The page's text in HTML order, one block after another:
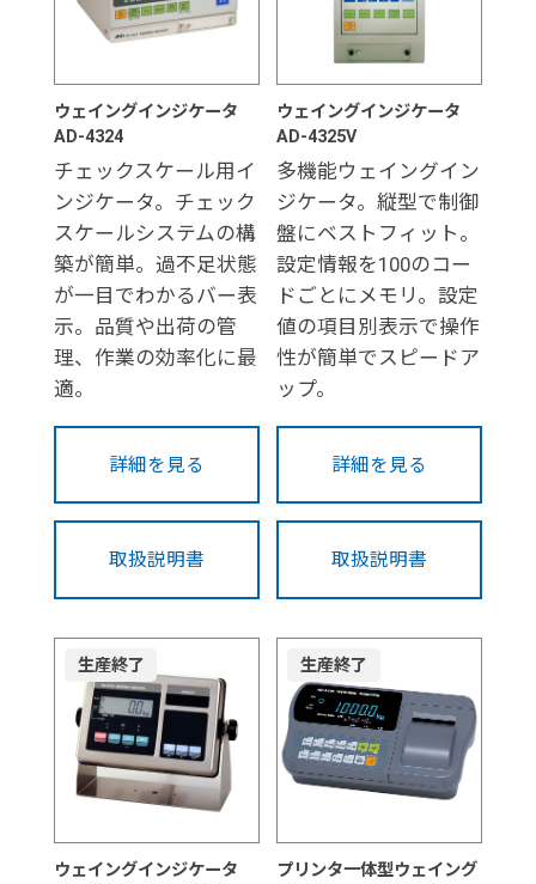
ウェイングインジケータ
AD-4324
チェックスケール用イ
ンジケータ。チェック
スケールシステムの構
築が簡単。過不足状態
が一目でわかるバー表
示。品質や出荷の管
理、作業の効率化に最
適。
詳細を見る
取扱説明書
ウェイングインジケータ
AD-4325V
多機能ウェイングイン
ジケータ。縦型で制御
盤にベストフィット。
設定情報を100のコー
ドごとにメモリ。設定
値の項目別表示で操作
性が簡単でスピードア
ップ。
詳細を見る
取扱説明書
生産終了
ウェイングインジケータ
生産終了
プリンタ一体型ウェイング